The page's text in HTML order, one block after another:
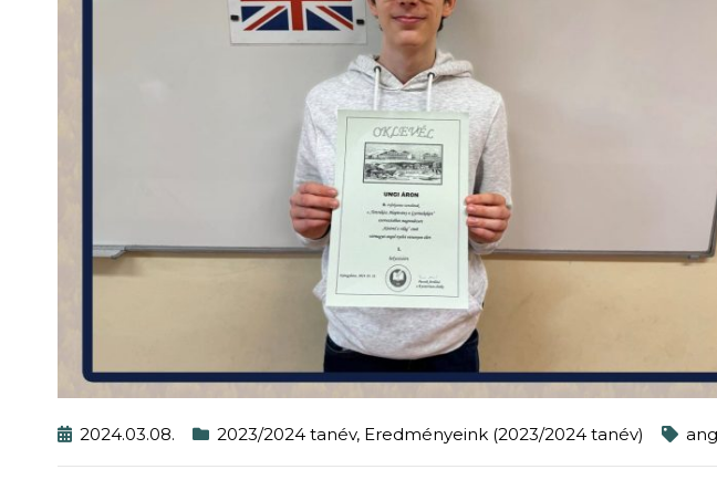
2024.03.08. 2023/2024 tanév, Eredményeink (2023/2024 tanév)